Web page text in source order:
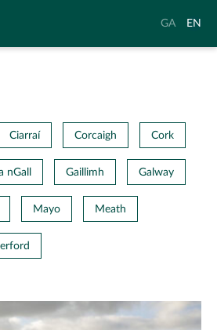
Aistrigh
Gaeilge
GA
to
EN
Ciarraí Corcaigh Cork
nGall Gaillimh Galway
Mayo Meath